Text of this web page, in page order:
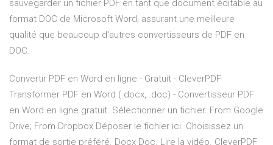
sauvegarder un fichier PDF en tant que document éditable au
format DOC de Microsoft Word, assurant une meilleure
qualité que beaucoup d'autres convertisseurs de PDF en
DOC.
Convertir PDF en Word en ligne - Gratuit - CleverPDF
Transformer PDF en Word (.docx, .doc) - Convertisseur PDF
en Word en ligne gratuit. Sélectionner un fichier. From Google
Drive; From Dropbox Déposer le fichier ici. Choisissez un
format de sortie préféré. Docx Doc. Lire la vidéo. CleverPDF